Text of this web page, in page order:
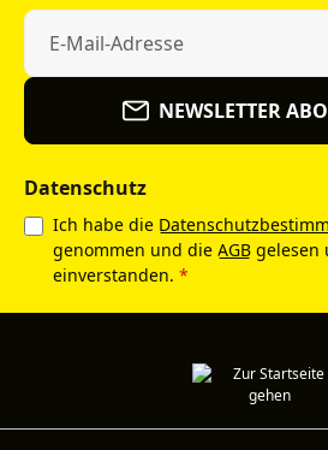
NEWSLETTER
Datenschutz
Ich habe die
genommen und die AGB gelesen
einverstanden. *